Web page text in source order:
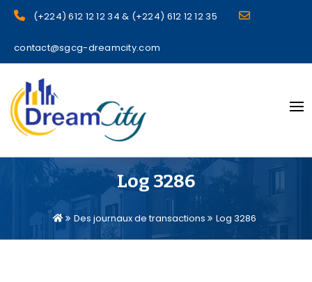
(+224) 612 12 12 34 & (+224) 612 12 12 35
contact@sgcg-dreamcity.com
sgcg dreamcity
Log 3286
Des journaux de transactions Log 3286